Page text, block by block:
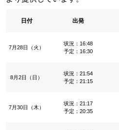
日付 出発
7月28日（火）
状況：16:48
予定：16:30
8月2日（日）
状況：21:54
予定：21:15
7月30日（木）
状況：21:17
予定：20:35